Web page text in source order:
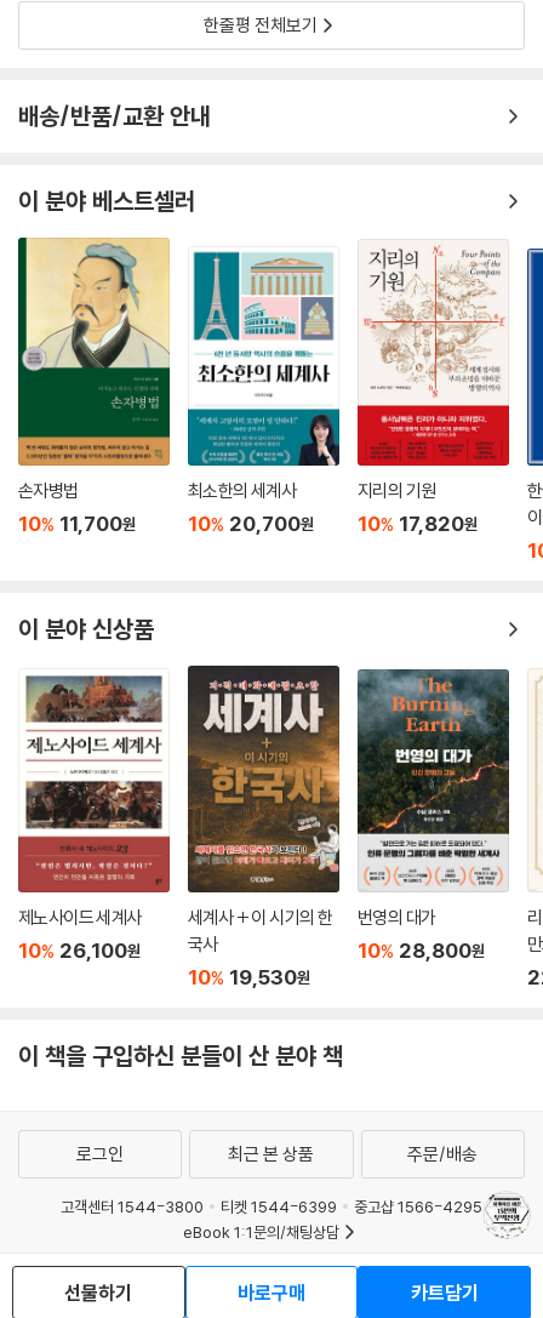
한줄평 전체보기
배송/반품/교환 안내
이 분야 베스트셀러
손자병법
10% 11,700원
최소한의 세계사
10% 20,700원
지리의 기원
10% 17,820원
이 분야 신상품
제노사이드 세계사
10% 26,100원
세계사 + 이 시기의 한
국사
10% 19,530원
번영의 대가
10% 28,800원
이 책을 구입하신 분들이 산 분야 책
선물하기 바로구매 카트담기
로그인 최근 본 상품 주문/배송
고객센터 1544-3800 티켓 1544-6399
중고샵 1566-4295
eBook 1:1문의/채팅상담
예스이십사(주) 사업자 정보
이용약관
개인정보처리방침 청소년보호정책